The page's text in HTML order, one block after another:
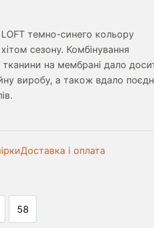
темно-синего кольору
сезону. Комбінування
на мембрані дало
виробу, а також вдало
Доставка і оплата
58